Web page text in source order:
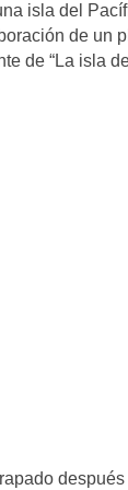
isla del
de un
de “La isla